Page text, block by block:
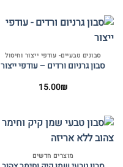
סבונים טבעיים- עודפי ייצור וחיסול
סבון גרניום ורדים – עודפי ייצור
15.00₪
מוצרים חדשים